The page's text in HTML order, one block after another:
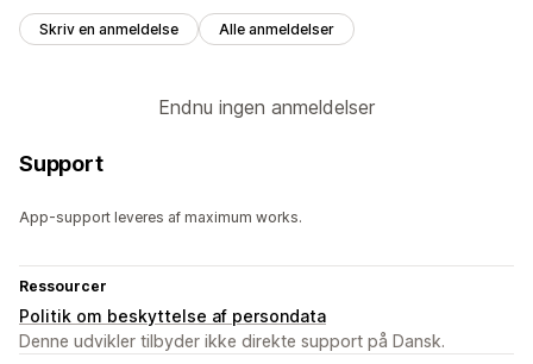
Skriv en anmeldelse Alle anmeldelser
Endnu ingen anmeldelser
Support
App-support leveres af maximum works.
Ressourcer
Politik om beskyttelse af persondata
Denne udvikler tilbyder ikke direkte support på Dansk.